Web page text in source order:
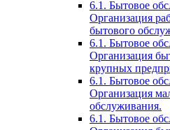
6.1. Бытовое
Организация
бытового
6.1. Бытовое
Организация
крупных
6.1. Бытовое
Организация
обслуживания.
6.1. Бытовое